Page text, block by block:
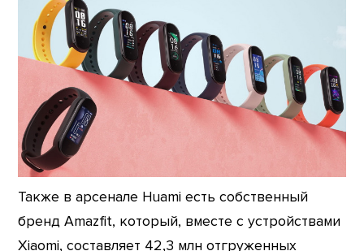
Также в арсенале Huami есть собственный
бренд Amazfit, который, вместе с устройствами
Xiaomi, составляет 42,3 млн отгруженных